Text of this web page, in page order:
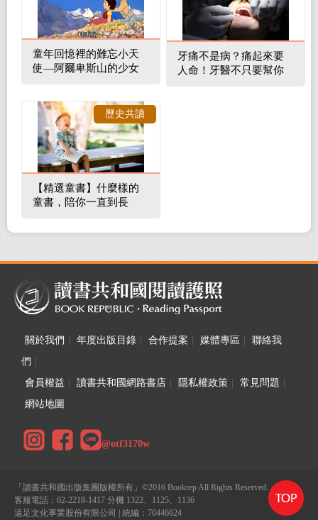
童年回憶裡的難忘小天
使—阿爾卑斯山的少女
牙痛不是病？痛起來要
人命！牙醫不只要幫你
【精選童書】什麼樣的
童書，陪你一直到長
歷史共讀
關於我們 年度出版目錄 合作提案 媒體專區
聯絡我
們
會員權益
讀書共和國網路書店 隱私權政策 常見問題
網站地圖
@otf3170w
「讀書共和國出版集團版權所有」©2016 Bookrep All Rights Reserved.
客服電話：02-2218-1417 分機 1322、1125、1136
遠足文化事業股份有限公司 | 統編：70446624